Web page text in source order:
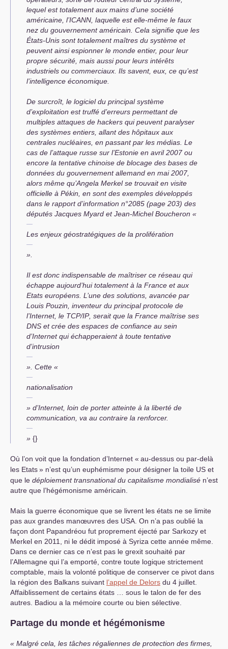
lequel est totalement aux mains d’une société
américaine, l’ICANN , laquelle est elle-même le faux
nez du gouvernement américain. Cela signifie que les
États-Unis sont totalement maîtres du système et
peuvent ainsi espionner le monde entier, pour leur
propre sécurité, mais aussi pour leurs intérêts
industriels ou commerciaux. Ils savent, eux, ce qu’est
l’intelligence économique.
De surcroît, le logiciel du principal système
d’exploitation est truffé d’erreurs permettant de
multiples attaques de hackers qui peuvent paralyser
des systèmes entiers, allant des hôpitaux aux
centrales nucléaires, en passant par les médias. Le
cas de l’attaque russe sur l’Estonie en avril 2007 ou
encore la tentative chinoise de blocage des bases de
données du gouvernement allemand en mai 2007,
alors même qu’Angela Merkel se trouvait en visite
officielle à Pékin, en sont des exemples développés
dans le rapport d’information n°2085 (page 203) des
députés Jacques Myard et Jean-Michel Boucheron «
Les enjeux géostratégiques de la prolifération
».
Il est donc indispensable de maîtriser ce réseau qui
échappe aujourd’hui totalement à la France et aux
Etats européens. L’une des solutions, avancée par
Louis Pouzin, inventeur du principal protocole de
l’Internet, le TCP/IP, serait que la France maîtrise ses
DNS et crée des espaces de confiance au sein
d’Internet qui échapperaient à toute tentative
d’intrusion
». Cette «
nationalisation
» d’Internet, loin de porter atteinte à la liberté de
communication, va au contraire la renforcer.
» {}
Où l’on voit que la fondation d’Internet « au-dessus ou par-delà
les Etats» n’est qu’un euphémisme pour désigner la toile US et
que le déploiement transnational du capitalisme mondialisé n’est
autre que l’hégémonisme américain.
Mais la guerre économique que se livrent les états ne se limite
pas aux grandes manœuvres des USA . On n’a pas oublié la
façon dont Papandréou fut proprement éjecté par Sarkozy et
Merkel en 2011, ni le dédit imposé à Syriza cette année même.
Dans ce dernier cas ce n’est pas le grexit souhaité par
l’Allemagne qui l’a emporté, contre toute logique strictement
comptable, mais la volonté politique de conserver ce pivot dans
la région des Balkans suivant l’appel de Delors du 4 juillet.
Affaiblissement de certains états … sous le talon de fer des
autres. Badiou a la mémoire courte ou bien sélective.
Partage du monde et hégémonisme
Malgré cela, les tâches régaliennes de protection des firmes,